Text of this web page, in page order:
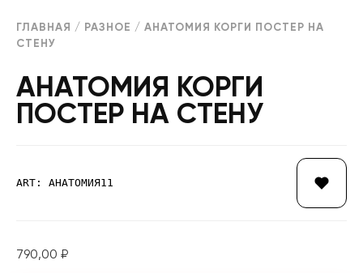
ГЛАВНАЯ / РАЗНОЕ / АНАТОМИЯ КОРГИ ПОСТЕР НА
СТЕНУ
АНАТОМИЯ КОРГИ
ПОСТЕР НА СТЕНУ
ART: АНАТОМИЯ11
790,00 ₽